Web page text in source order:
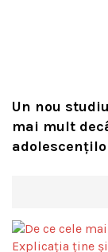
Un nou
mai mult